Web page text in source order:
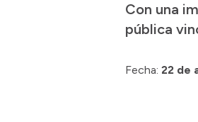
Con una
pública
Fecha: 22 de